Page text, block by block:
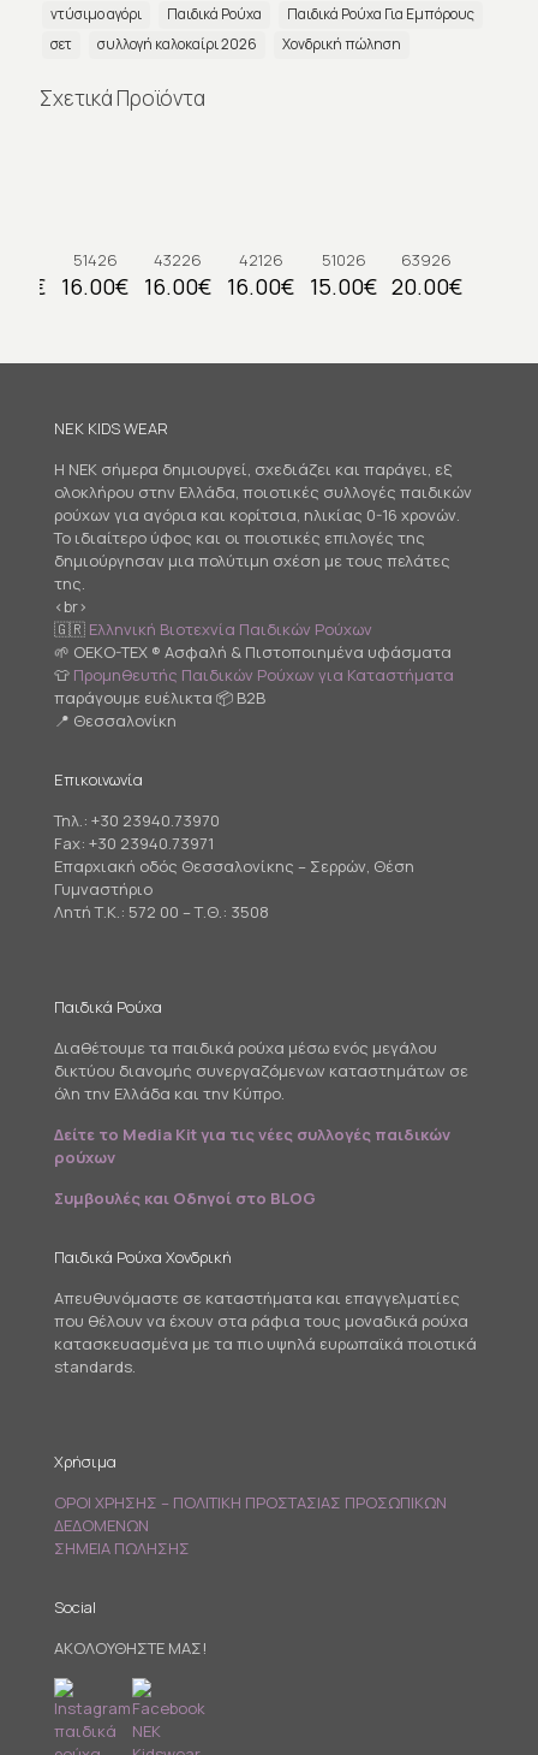
ντύσιμο αγόρι
Παιδικά Ρούχα
Παιδικά Ρούχα Για Εμπόρους
σετ
συλλογή καλοκαίρι 2026 Χονδρική πώληση
Σχετικά Προϊόντα
51426
16.00€
43226
16.00€
42126
16.00€
51026
15.00€
63926
20.00€
NEK KIDS WEAR
Η NEK σήμερα δημιουργεί, σχεδιάζει και παράγει, εξ
ολοκλήρου στην Ελλάδα, ποιοτικές συλλογές παιδικών
ρούχων για αγόρια και κορίτσια, ηλικίας 0-16 χρονών.
Το ιδιαίτερο ύφος και οι ποιοτικές επιλογές της
δημιούργησαν μια πολύτιμη σχέση με τους πελάτες
της.
<br>
🇬🇷 Ελληνική Βιοτεχνία Παιδικών Ρούχων
🌱 OEKO-TEX ® Ασφαλή & Πιστοποιημένα υφάσματα
👕 Προμηθευτής Παιδικών Ρούχων για Καταστήματα
παράγουμε ευέλικτα 📦 B2B
📍 Θεσσαλονίκη
Επικοινωνία
Τηλ.: +30 23940.73970
Fax: +30 23940.73971
Επαρχιακή οδός Θεσσαλονίκης – Σερρών, Θέση
Γυμναστήριο
Λητή Τ.Κ.: 572 00 – Τ.Θ.: 3508
Παιδικά Ρούχα
Διαθέτουμε τα παιδικά ρούχα μέσω ενός μεγάλου
δικτύου διανομής συνεργαζόμενων καταστημάτων σε
όλη την Ελλάδα και την Κύπρο.
Δείτε το Media Kit για τις νέες συλλογές παιδικών
ρούχων
Συμβουλές και Οδηγοί στο BLOG
Παιδικά Ρούχα Χονδρική
Απευθυνόμαστε σε καταστήματα και επαγγελματίες
που θέλουν να έχουν στα ράφια τους μοναδικά ρούχα
κατασκευασμένα με τα πιο υψηλά ευρωπαϊκά ποιοτικά
standards.
Χρήσιμα
ΟΡΟΙ ΧΡΗΣΗΣ – ΠΟΛΙΤΙΚΗ ΠΡΟΣΤΑΣΙΑΣ ΠΡΟΣΩΠΙΚΩΝ
ΔΕΔΟΜΕΝΩΝ
ΣΗΜΕΙΑ ΠΩΛΗΣΗΣ
Social
ΑΚΟΛΟΥΘΗΣΤΕ ΜΑΣ!